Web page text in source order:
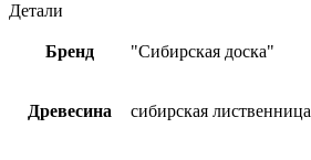
Детали
Бренд "Сибирская доска"
Древесина сибирская лиственница